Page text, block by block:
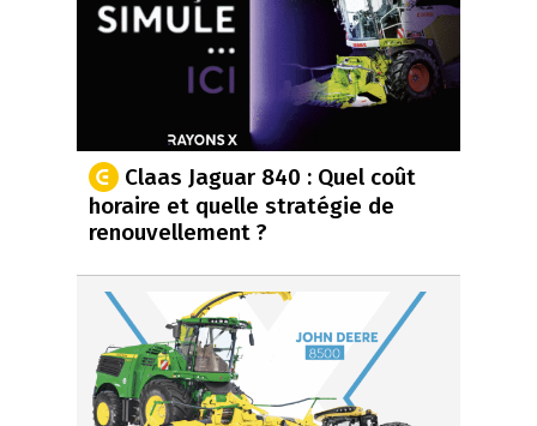
Claas Jaguar 840 : Quel coût
horaire et quelle stratégie de
renouvellement ?